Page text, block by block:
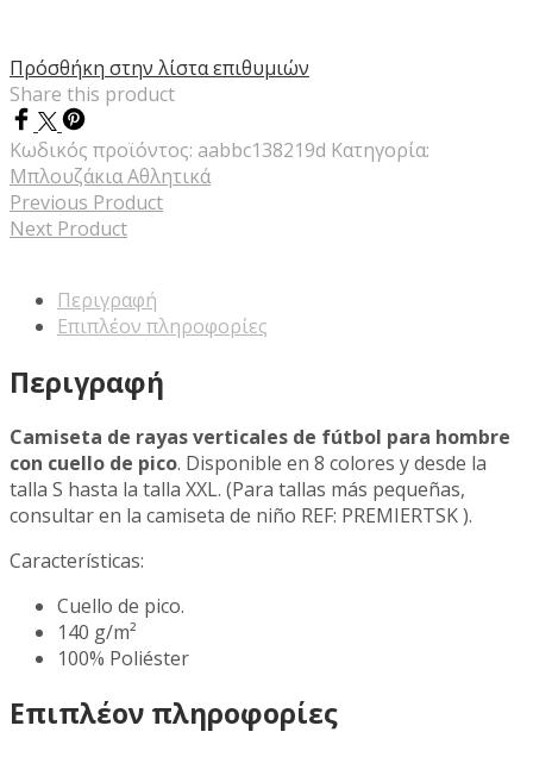
Πρόσθήκη στην λίστα επιθυμιών
Share this product
Κωδικός προϊόντος: aabbc138219d Κατηγορία:
Μπλουζάκια Αθλητικά
Previous Product
Next Product
Περιγραφή
Επιπλέον πληροφορίες
Περιγραφή
Camiseta de rayas verticales de fútbol para hombre
con cuello de pico. Disponible en 8 colores y desde la
talla S hasta la talla XXL. (Para tallas más pequeñas,
consultar en la camiseta de niño REF: PREMIERTSK ).
Características:
Cuello de pico.
140 g/m²
100% Poliéster
Επιπλέον πληροφορίες